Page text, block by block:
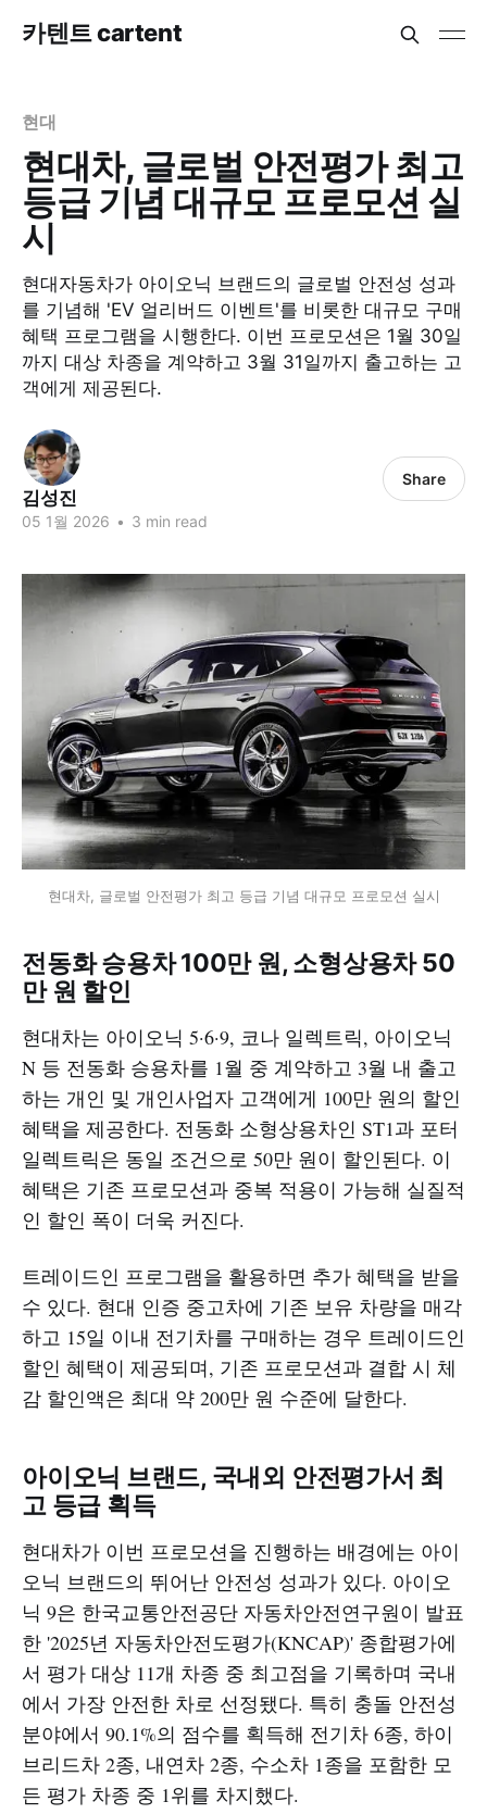
카텐트 cartent
현대
현대차, 글로벌 안전평가 최고
등급 기념 대규모 프로모션 실
시
현대자동차가 아이오닉 브랜드의 글로벌 안전성 성과
를 기념해 'EV 얼리버드 이벤트'를 비롯한 대규모 구매
혜택 프로그램을 시행한다. 이번 프로모션은 1월 30일
까지 대상 차종을 계약하고 3월 31일까지 출고하는 고
객에게 제공된다.​
김성진
05 1월 2026 • 3 min read
Share
현대차, 글로벌 안전평가 최고 등급 기념 대규모 프로모션 실시
전동화 승용차 100만 원, 소형상용차 50
만 원 할인
현대차는 아이오닉 5·6·9, 코나 일렉트릭, 아이오닉
N 등 전동화 승용차를 1월 중 계약하고 3월 내 출고
하는 개인 및 개인사업자 고객에게 100만 원의 할인
혜택을 제공한다. 전동화 소형상용차인 ST1과 포터
일렉트릭은 동일 조건으로 50만 원이 할인된다. 이
혜택은 기존 프로모션과 중복 적용이 가능해 실질적
인 할인 폭이 더욱 커진다.​
트레이드인 프로그램을 활용하면 추가 혜택을 받을
수 있다. 현대 인증 중고차에 기존 보유 차량을 매각
하고 15일 이내 전기차를 구매하는 경우 트레이드인
할인 혜택이 제공되며, 기존 프로모션과 결합 시 체
감 할인액은 최대 약 200만 원 수준에 달한다.​
아이오닉 브랜드, 국내외 안전평가서 최
고 등급 획득
현대차가 이번 프로모션을 진행하는 배경에는 아이
오닉 브랜드의 뛰어난 안전성 성과가 있다. 아이오
닉 9은 한국교통안전공단 자동차안전연구원이 발표
한 '2025년 자동차안전도평가(KNCAP)' 종합평가에
서 평가 대상 11개 차종 중 최고점을 기록하며 국내
에서 가장 안전한 차로 선정됐다. 특히 충돌 안전성
분야에서 90.1%의 점수를 획득해 전기차 6종, 하이
브리드차 2종, 내연차 2종, 수소차 1종을 포함한 모
든 평가 차종 중 1위를 차지했다.​